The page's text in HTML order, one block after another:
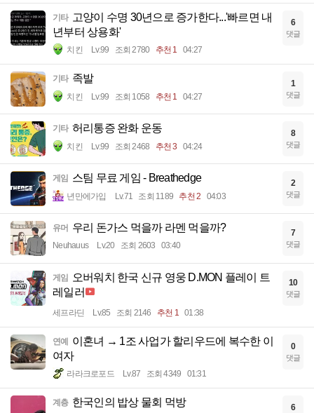
기타 고양이 수명 30년으로 증가한다...'빠르면 내
년부터 상용화'
치킨 Lv.99 조회 2780 추천 1 04:27
6
댓글
기타 족발
치킨 Lv.99 조회 1058 추천 1 04:27
1
댓글
기타 허리통증 완화 운동
치킨 Lv.99 조회 2468 추천 3 04:24
8
댓글
게임 스팀 무료 게임 - Breathedge
년만에가입 Lv.71 조회 1189 추천 2 04:03
2
댓글
유머 우리 돈가스 먹을까 라멘 먹을까?
Neuhauus Lv.20 조회 2603 03:40
7
댓글
게임 오버워치 한국 신규 영웅 D.MON 플레이 트
레일러
세프라딘 Lv.85 조회 2146 추천 1 01:38
10
댓글
연예 이혼녀 → 1조 사업가 할리우드에 복수한 이
여자
라라크로포드 Lv.87 조회 4349 01:31
0
댓글
계층 한국인의 밥상 물회 먹방 6